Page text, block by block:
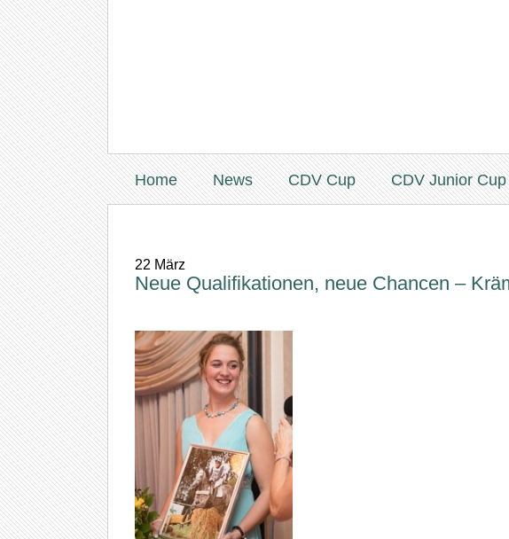
Home News CDV Cup CDV Junior Cup
22 März
Neue Qualifikationen, neue Chancen –